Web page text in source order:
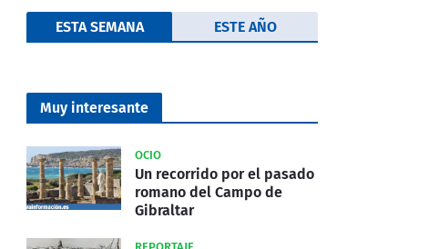
ESTA SEMANA ESTE AÑO
Muy interesante
OCIO
Un recorrido por el pasado
romano del Campo de
Gibraltar